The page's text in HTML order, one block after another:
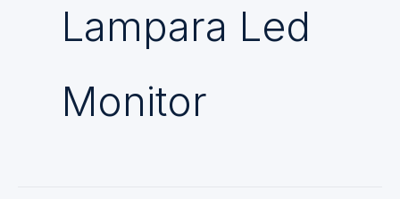
Lampara Led
Monitor